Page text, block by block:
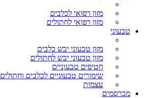
מזון רפואי לכלבים
מזון רפואי לחתולים
טבעוני
מזון טבעוני יבש כלבים
מזון טבעוני יבש לחתולים
חטיפים טבעוניים
שימורים טבעוניים לכלבים וחתולים
עצמות
מכרסמים